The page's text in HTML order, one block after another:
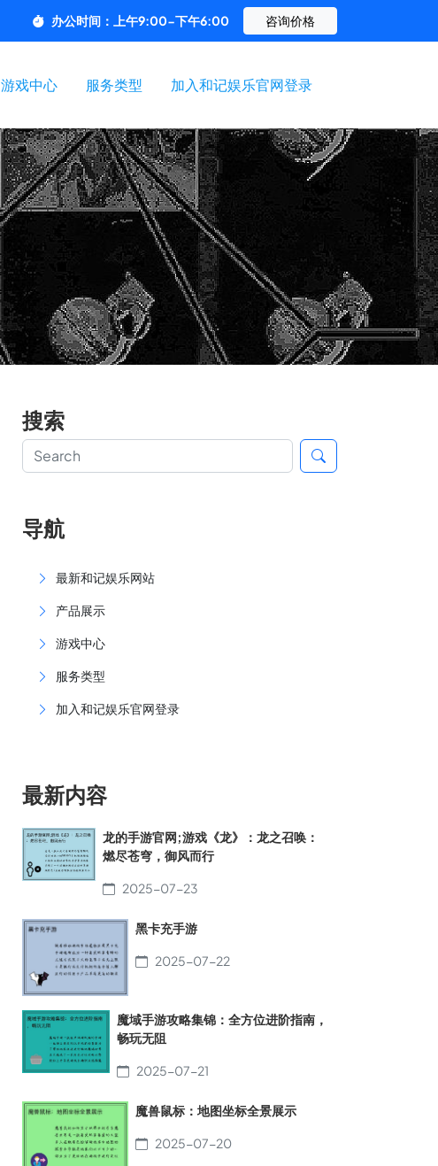
办公时间：上午9:00-下午6:00 咨询价格
游戏中心 服务类型 加入和记娱乐官网登录
搜索
导航
最新和记娱乐网站
产品展示
游戏中心
服务类型
加入和记娱乐官网登录
最新内容
龙的手游官网;游戏《龙》：龙之召唤：
燃尽苍穹，御风而行
2025-07-23
黑卡充手游
2025-07-22
魔域手游攻略集锦：全方位进阶指南，
畅玩无阻
2025-07-21
魔兽鼠标：地图坐标全景展示
2025-07-20